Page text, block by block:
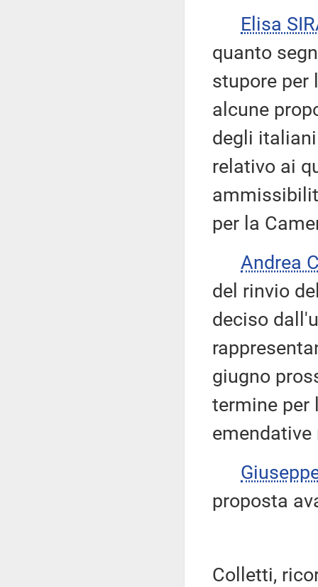
Elisa
quanto
stupore
alcune
degli
relativo ai
per la
Andrea
del rinvio
deciso
giugno
termine per
proposta
Colletti,